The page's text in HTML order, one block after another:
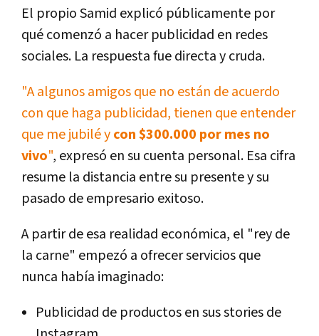
El propio Samid explicó públicamente por
qué comenzó a hacer publicidad en redes
sociales. La respuesta fue directa y cruda.
"A algunos amigos que no están de acuerdo
con que haga publicidad, tienen que entender
que me jubilé ycon $300.000 por mes no
vivo", expresó en su cuenta personal. Esa cifra
resume la distancia entre su presente y su
pasado de empresario exitoso.
A partir de esa realidad económica, el "rey de
la carne" empezó a ofrecer servicios que
nunca había imaginado:
Publicidad de productos en sus stories de